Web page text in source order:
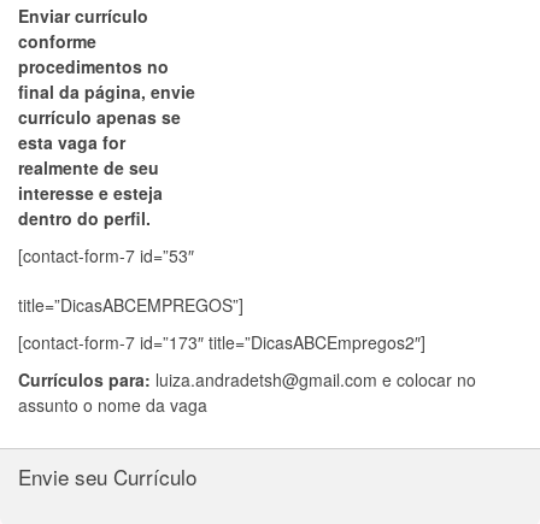
Enviar currículo
conforme
procedimentos no
final da página, envie
currículo apenas se
esta vaga for
realmente de seu
interesse e esteja
dentro do perfil.
[contact-form-7 id=”53″
title=”DicasABCEMPREGOS”]
[contact-form-7 id=”173″ title=”DicasABCEmpregos2″]
Currículos para: luiza.andradetsh@gmail.com e colocar no
assunto o nome da vaga
Envie seu Currículo